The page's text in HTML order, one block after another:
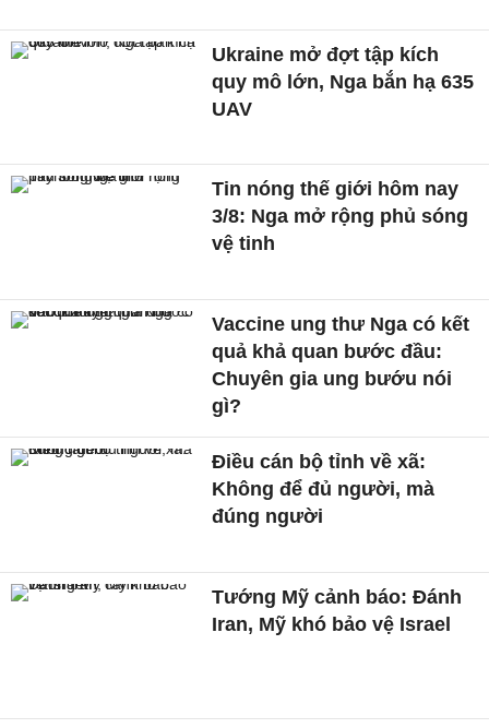
Ukraine mở đợt tập kích
quy mô lớn, Nga bắn hạ 635
UAV
Tin nóng thế giới hôm nay
3/8: Nga mở rộng phủ sóng
vệ tinh
Vaccine ung thư Nga có kết
quả khả quan bước đầu:
Chuyên gia ung bướu nói
gì?
Điều cán bộ tỉnh về xã:
Không để đủ người, mà
đúng người
Tướng Mỹ cảnh báo: Đánh
Iran, Mỹ khó bảo vệ Israel